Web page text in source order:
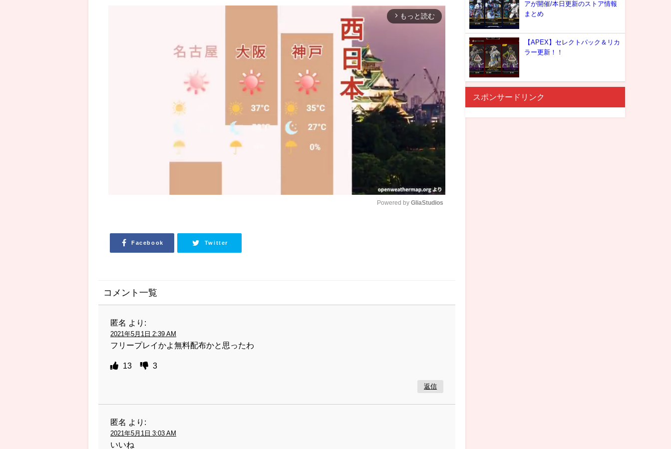
arrow_forward_ios もっと読む
Powered by GliaStudios
Facebook Twitter
コメント一覧
匿名 より:
2021年5月1日 2:39 AM
フリープレイかよ無料配布かと思ったわ
13 3
返信
匿名 より:
2021年5月1日 3:03 AM
いいね
アが開催/本日更新のストア情報
まとめ
【APEX】セレクトパック＆リカ
ラー更新！！
スポンサードリンク